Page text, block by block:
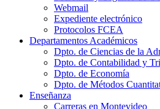
Webmail
Expediente electrónico
Protocolos FCEA
Departamentos Académicos
Dpto. de Ciencias de la
Dpto. de Contabilidad y
Dpto. de Economía
Dpto. de Métodos
Enseñanza
Carreras en Montevideo